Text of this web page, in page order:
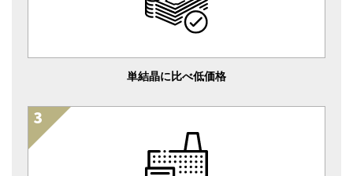
単結晶に比べ低価格